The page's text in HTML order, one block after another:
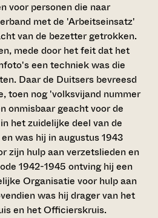
voor personen die naar
met de 'Arbeitseinsatz'
van de bezetter getrokken.
mede door het feit dat het
een techniek was die
Daar de Duitsers bevreesd
toen nog 'volksvijand nummer
onmisbaar geacht voor de
het zuidelijke deel van de
was hij in augustus 1943
zijn hulp aan verzetslieden en
1942-1945 ontving hij een
Organisatie voor hulp aan
was hij drager van het
en het Officierskruis.